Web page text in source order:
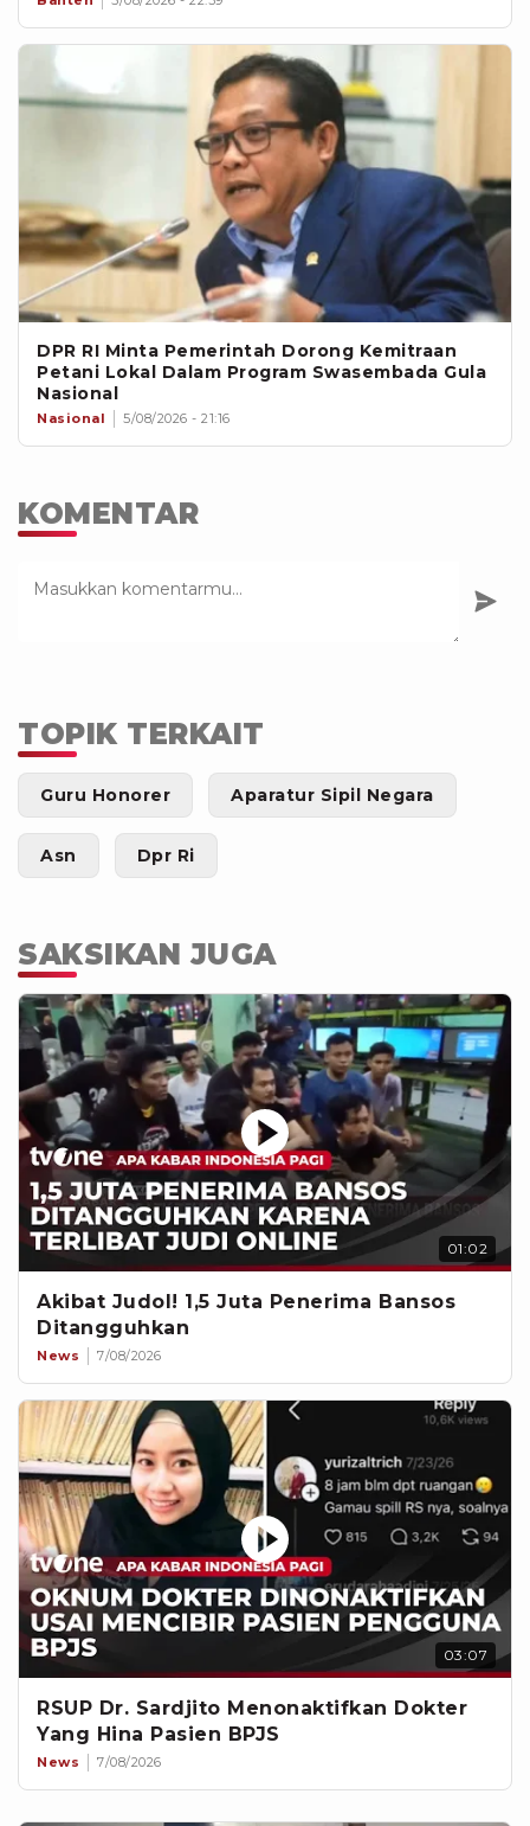
DPR RI Minta Pemerintah Dorong Kemitraan
Petani Lokal Dalam Program Swasembada Gula
Nasional
Nasional 5/08/2026 - 21:16
KOMENTAR
TOPIK TERKAIT
Guru Honorer Aparatur Sipil Negara
Asn Dpr Ri
SAKSIKAN JUGA
01:02
Akibat Judol! 1,5 Juta Penerima Bansos
Ditangguhkan
News 7/08/2026
03:07
RSUP Dr. Sardjito Menonaktifkan Dokter
Yang Hina Pasien BPJS
News 7/08/2026